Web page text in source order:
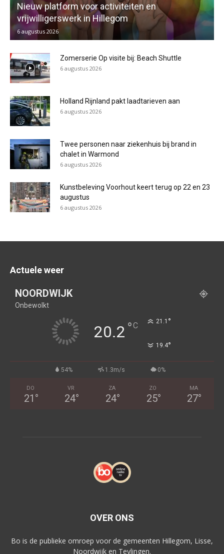
Nieuw platform voor activiteiten en
vrijwilligerswerk in Hillegom
6 augustus 2026
Zomerserie Op visite bij: Beach Shuttle
6 augustus 2026
Holland Rijnland pakt laadtarieven aan
6 augustus 2026
Twee personen naar ziekenhuis bij brand in
chalet in Warmond
6 augustus 2026
Kunstbeleving Voorhout keert terug op 22 en 23
augustus
6 augustus 2026
Actuele weer
NOORDWIJK
Onbewolkt
20.2 °C 21.1 °
19.4°
54% 1.3m/s 0%
DO
21 °
VR
24°
ZA
24°
ZO
25°
MA
27°
OVER ONS
Bo is de publieke omroep voor de gemeenten Hillegom, Lisse,
Noordwijk en Teylingen.